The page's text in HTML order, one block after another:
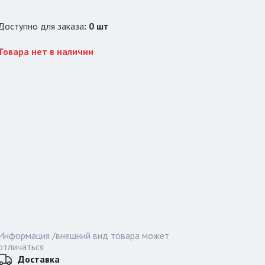
для заказа: 0 шт
нет в наличии
/внешний вид товара может
Доставка